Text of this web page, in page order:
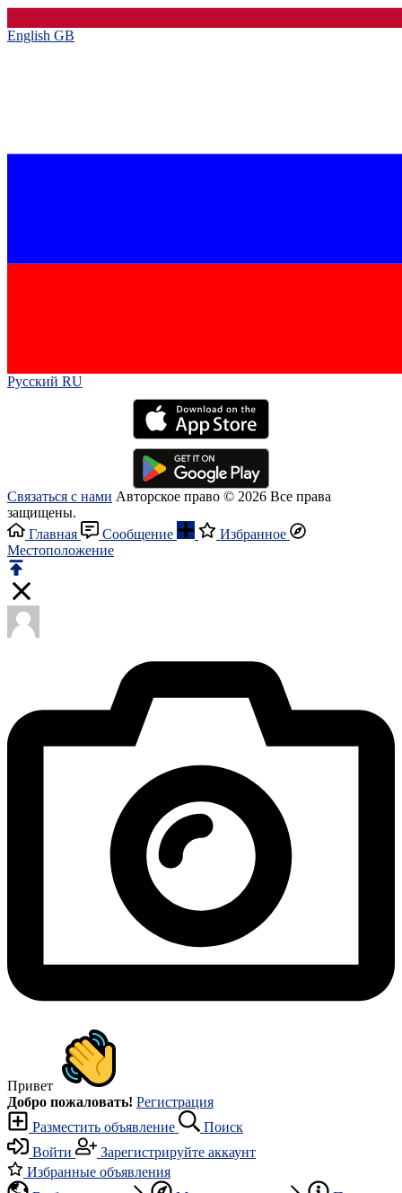
English GB‎
Русский RU‎
Связаться с нами Авторское право © 2026 Все права
защищены.
Главная
Сообщение
Избранное
Местоположение
Привет
Добро пожаловать! Регистрация
Разместить объявление
Поиск
Войти
Зарегистрируйте аккаунт
Избранные объявления